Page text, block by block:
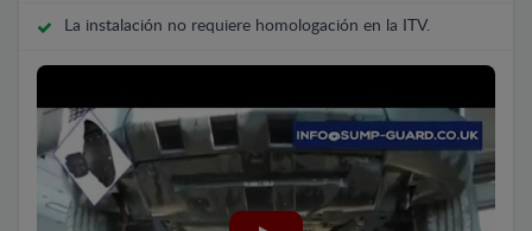
La instalación no requiere homologación en la ITV.